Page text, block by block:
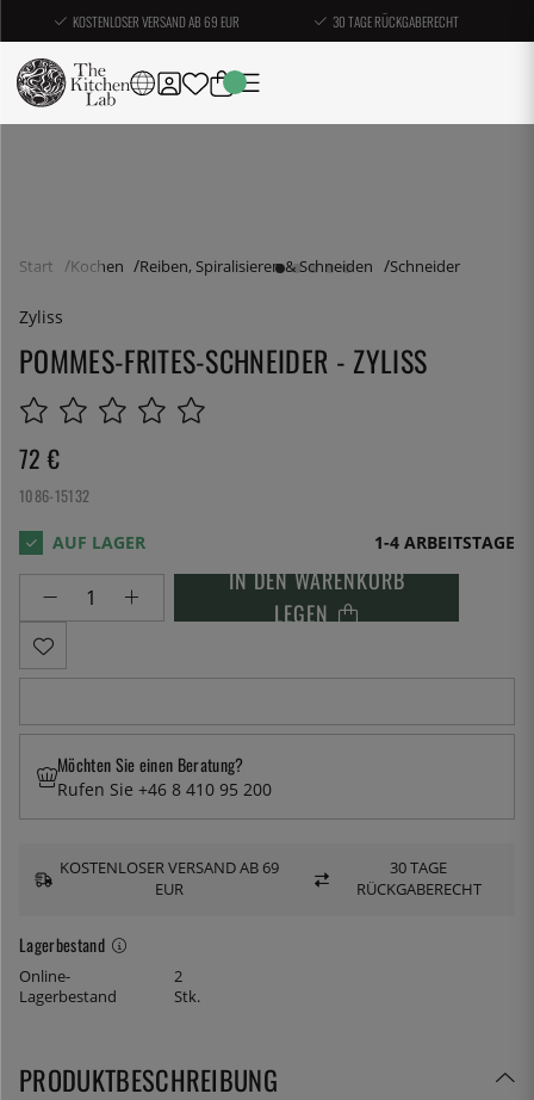
KOSTENLOSER VERSAND AB 69 EUR 30 TAGE RÜCKGABERECHT
Start Kochen Reiben, Spiralisieren & Schneiden Schneider
Zyliss
POMMES-FRITES-SCHNEIDER - ZYLISS
72 €
1086-15132
1-4 ARBEITSTAGE
IN DEN WARENKORB
LEGEN
Lagerbestand
Online-
Lagerbestand
2
Stk.
Möchten Sie einen Beratung?
Rufen Sie +46 8 410 95 200
KOSTENLOSER VERSAND AB 69
EUR
30 TAGE
RÜCKGABERECHT
PRODUKTBESCHREIBUNG